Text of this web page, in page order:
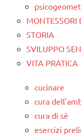
MONTESSORI
STORIA
SVILUPPO
VITA PRATICA
cucinare
cura
cura di sè
esercizi